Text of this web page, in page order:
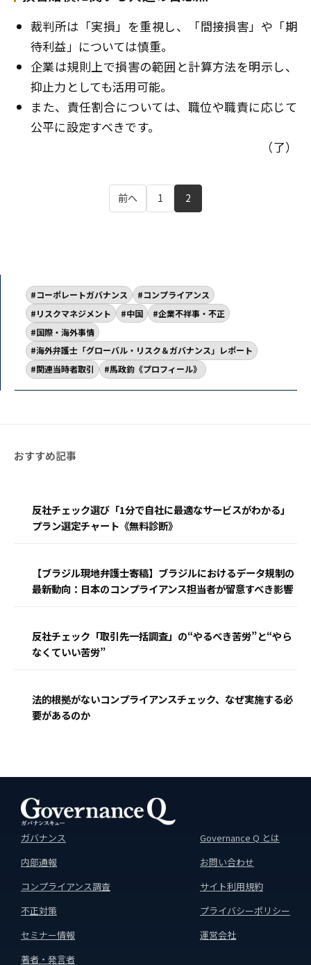
裁判所は「実損」を重視し、「間接損害」や「期
待利益」については慎重。
企業は規則上で損害の範囲と計算方法を明示し、
抑止力としても活用可能。
また、責任割合については、職位や職責に応じて
公平に設定すべきです。
（了）
前へ 1 2
コーポレートガバナンス
コンプライアンス
リスクマネジメント
中国
企業不祥事・不正
国際・海外事情
海外弁護士「グローバル・リスク＆ガバナンス」レポート
関連当時者取引
馬政鈞《プロフィール》
反社チェック選び「1分で自社に最適なサービスがわかる」
プラン選定チャート《無料診断》
【ブラジル現地弁護士寄稿】ブラジルにおけるデータ規制の
最新動向：日本のコンプライアンス担当者が留意すべき影響
反社チェック「取引先一括調査」の“やるべき苦労”と“やら
なくていい苦労”
法的根拠がないコンプライアンスチェック、なぜ実施する必
要があるのか
ガバナンス
内部通報
コンプライアンス調査
不正対策
セミナー情報
著者・発言者
Governance Q とは
お問い合わせ
サイト利用規約
プライバシーポリシー
運営会社